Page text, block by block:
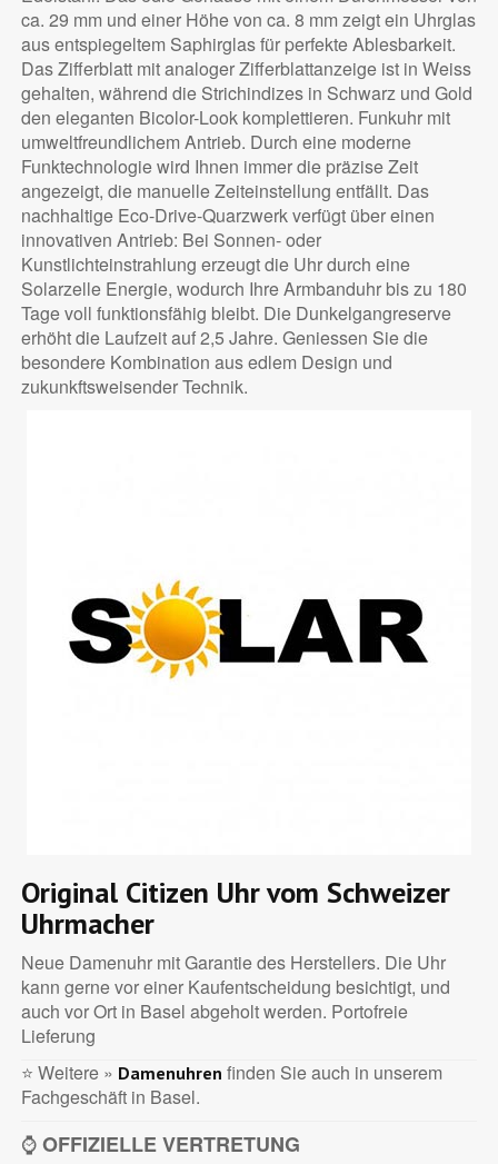
ca. 29 mm und einer Höhe von ca. 8 mm zeigt ein Uhrglas
aus entspiegeltem Saphirglas für perfekte Ablesbarkeit.
Das Zifferblatt mit analoger Zifferblattanzeige ist in Weiss
gehalten, während die Strichindizes in Schwarz und Gold
den eleganten Bicolor-Look komplettieren. Funkuhr mit
umweltfreundlichem Antrieb. Durch eine moderne
Funktechnologie wird Ihnen immer die präzise Zeit
angezeigt, die manuelle Zeiteinstellung entfällt. Das
nachhaltige Eco-Drive-Quarzwerk verfügt über einen
innovativen Antrieb: Bei Sonnen- oder
Kunstlichteinstrahlung erzeugt die Uhr durch eine
Solarzelle Energie, wodurch Ihre Armbanduhr bis zu 180
Tage voll funktionsfähig bleibt. Die Dunkelgangreserve
erhöht die Laufzeit auf 2,5 Jahre. Geniessen Sie die
besondere Kombination aus edlem Design und
zukunkftsweisender Technik.
Original Citizen Uhr vom Schweizer
Uhrmacher
Neue Damenuhr mit Garantie des Herstellers. Die Uhr
kann gerne vor einer Kaufentscheidung besichtigt, und
auch vor Ort in Basel abgeholt werden. Portofreie
Lieferung
⭐ Weitere » Damenuhren finden Sie auch in unserem
Fachgeschäft in Basel.
⌚OFFIZIELLE VERTRETUNG